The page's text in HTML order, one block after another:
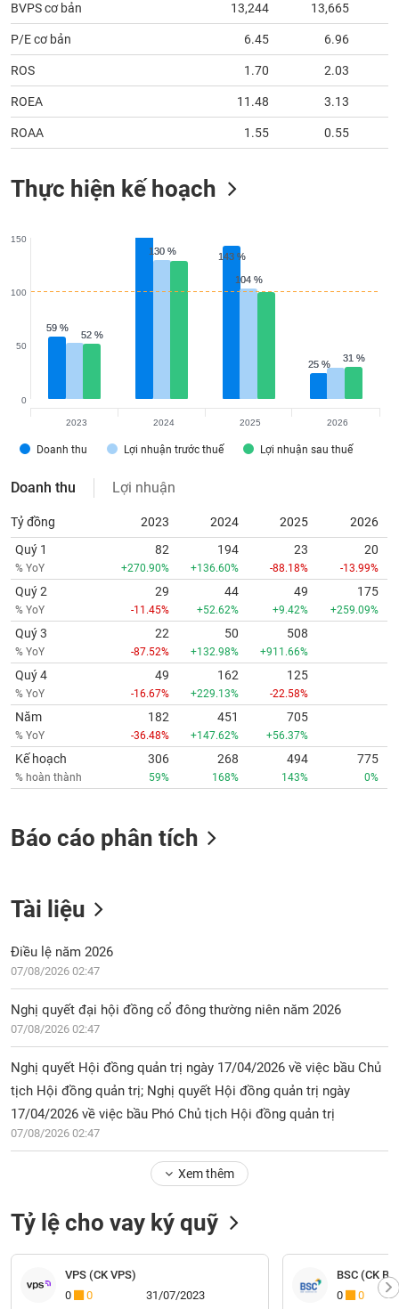
BVPS cơ bản 13,244 13,665
P/E cơ bản 6.45 6.96
ROS 1.70 2.03
ROEA 11.48 3.13
ROAA 1.55 0.55
Thực hiện kế hoạch
59 %
59 %
143 %
143 %
25 %
25 %
130 %
130 %
104 %
104 %
52 %
52 %
31 %
31 %
Doanh thu Lợi nhuận trước thuế Lợi nhuận sau thuế
0
50
100
150
2023 2024 2025 2026
Doanh thu Lợi nhuận
Tỷ đồng 2023 2024 2025
2026
Quý 1
% YoY
82
+270.90%
194
+136.60%
23
-88.18%
20
-13.99%
Quý 2
% YoY
29
-11.45%
44
+52.62%
49
+9.42%
175
+259.09%
Quý 3
% YoY
22
-87.52%
50
+132.98%
508
+911.66%
Quý 4
% YoY
49
-16.67%
162
+229.13%
125
-22.58%
Năm
% YoY
182
-36.48%
451
+147.62%
705
+56.37%
Kế hoạch
% hoàn thành
306
59%
268
168%
494
143%
775
0%
Báo cáo phân tích
Tài liệu
Điều lệ năm 2026
07/08/2026 02:47
Nghị quyết đại hội đồng cổ đông thường niên năm 2026
07/08/2026 02:47
Nghị quyết Hội đồng quản trị ngày 17/04/2026 về việc bầu Chủ
tịch Hội đồng quản trị; Nghị quyết Hội đồng quản trị ngày
17/04/2026 về việc bầu Phó Chủ tịch Hội đồng quản trị
07/08/2026 02:47
Xem thêm
Tỷ lệ cho vay ký quỹ
VPS (CK VPS)
0
0 31/07/2023
BSC (CK
0
0